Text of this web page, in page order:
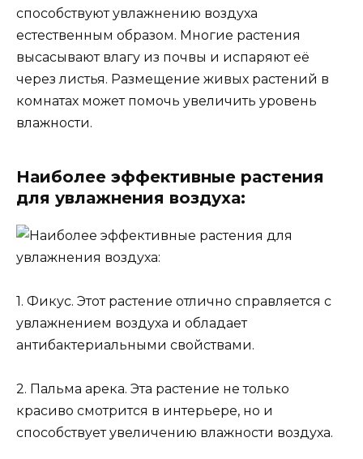
способствуют увлажнению воздуха
естественным образом. Многие растения
высасывают влагу из почвы и испаряют её
через листья. Размещение живых растений в
комнатах может помочь увеличить уровень
влажности.
Наиболее эффективные растения
для увлажнения воздуха:
1. Фикус. Этот растение отлично справляется с
увлажнением воздуха и обладает
антибактериальными свойствами.
2. Пальма арека. Эта растение не только
красиво смотрится в интерьере, но и
способствует увеличению влажности воздуха.